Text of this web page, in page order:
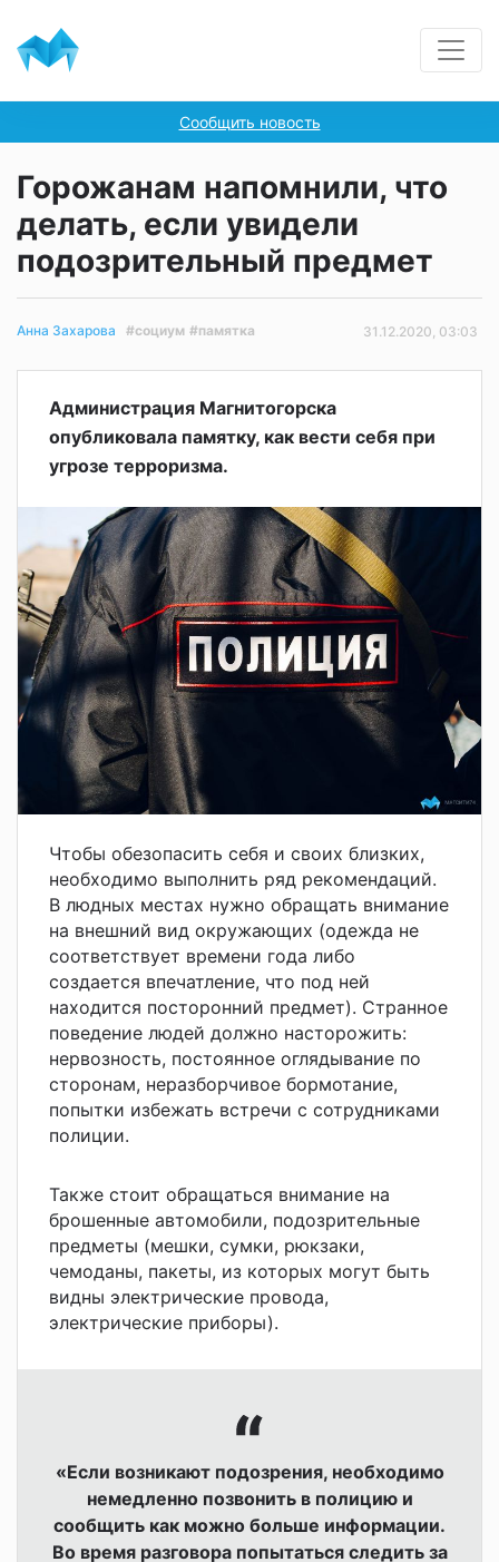
Сообщить новость
Горожанам напомнили, что
делать, если увидели
подозрительный предмет
Анна Захарова #социум #памятка 31.12.2020, 03:03
Администрация Магнитогорска
опубликовала памятку, как вести себя при
угрозе терроризма.
Чтобы обезопасить себя и своих близких,
необходимо выполнить ряд рекомендаций.
В людных местах нужно обращать внимание
на внешний вид окружающих (одежда не
соответствует времени года либо
создается впечатление, что под ней
находится посторонний предмет). Странное
поведение людей должно насторожить:
нервозность, постоянное оглядывание по
сторонам, неразборчивое бормотание,
попытки избежать встречи с сотрудниками
полиции.
Также стоит обращаться внимание на
брошенные автомобили, подозрительные
предметы (мешки, сумки, рюкзаки,
чемоданы, пакеты, из которых могут быть
видны электрические провода,
электрические приборы).
«Если возникают подозрения, необходимо
немедленно позвонить в полицию и
сообщить как можно больше информации.
Во время разговора попытаться следить за